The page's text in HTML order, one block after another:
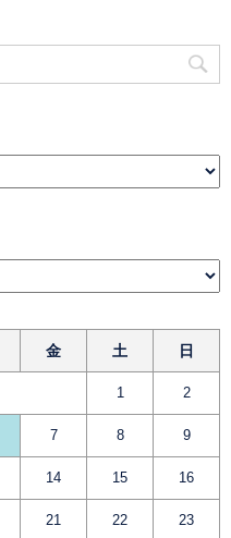
金 土 日
1 2
7 8 9
14 15 16
21 22 23